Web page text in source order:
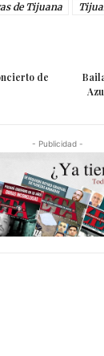
de Tijuana
de
- Publicidad -